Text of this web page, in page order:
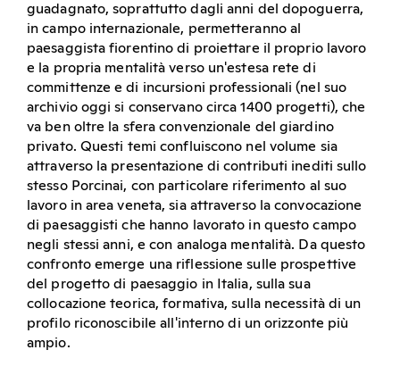
guadagnato, soprattutto dagli anni del dopoguerra,
in campo internazionale, permetteranno al
paesaggista fiorentino di proiettare il proprio lavoro
e la propria mentalità verso un'estesa rete di
committenze e di incursioni professionali (nel suo
archivio oggi si conservano circa 1400 progetti), che
va ben oltre la sfera convenzionale del giardino
privato. Questi temi confluiscono nel volume sia
attraverso la presentazione di contributi inediti sullo
stesso Porcinai, con particolare riferimento al suo
lavoro in area veneta, sia attraverso la convocazione
di paesaggisti che hanno lavorato in questo campo
negli stessi anni, e con analoga mentalità. Da questo
confronto emerge una riflessione sulle prospettive
del progetto di paesaggio in Italia, sulla sua
collocazione teorica, formativa, sulla necessità di un
profilo riconoscibile all'interno di un orizzonte più
ampio.